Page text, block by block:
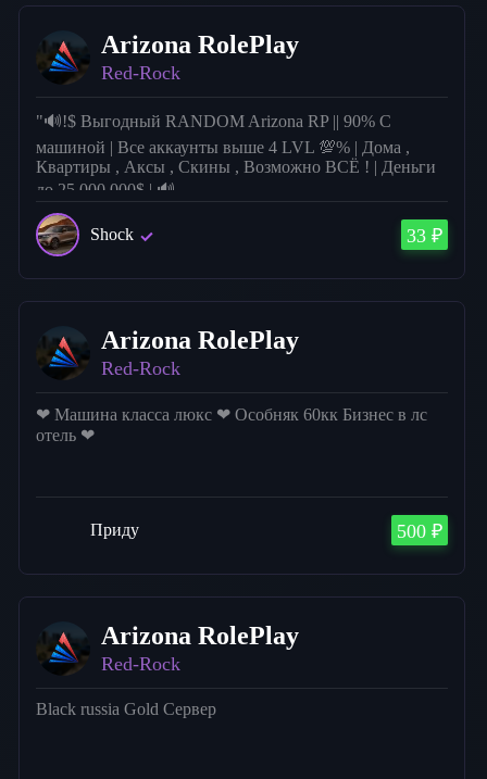
Arizona RolePlay
Red-Rock
"🔊!$ Выгодный RANDOM Arizona RP || 90% С
машиной | Все аккаунты выше 4 LVL 💯% | Дома ,
Квартиры , Аксы , Скины , Возможно ВСЁ ! | Деньги
до 25.000.000$ | 🔊
Shock 33 ₽
Arizona RolePlay
Red-Rock
❤ Машина класса люкс ❤ Особняк 60кк Бизнес в лс
отель ❤
Приду 500 ₽
Arizona RolePlay
Red-Rock
Black russia Gold Сервер